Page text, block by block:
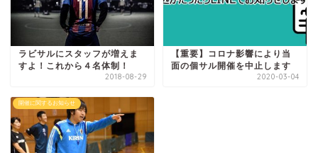
ラビサルにスタッフが増えま
すよ！これから４名体制！
2018-08-29
【重要】コロナ影響により当
面の個サル開催を中止します
2020-03-04
開催に関するお知らせ